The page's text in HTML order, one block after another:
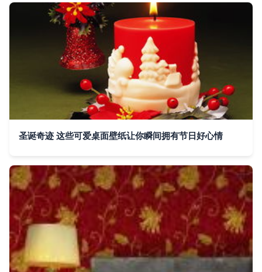
圣诞奇迹 这些可爱桌面壁纸让你瞬间拥有节日好心情